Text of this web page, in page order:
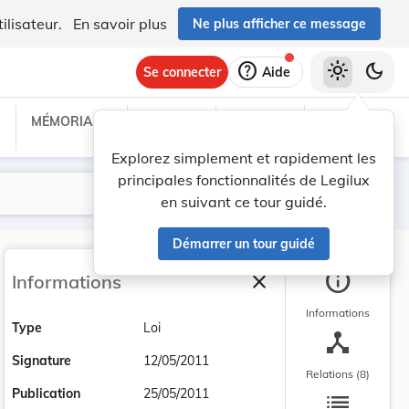
En savoir plus Ne plus afficher ce message
Se connecter help Aide
Explorez simplement et rapidement les
principales fonctionnalités de Legilux
en suivant ce tour guidé.
Démarrer un tour guidé
light_mode dark_mode
MÉMORIAL C
Lancer la recherche
Filtres
Informations closeFermer la barre
Type
Loi
Signature
12/05/2011
Publication
25/05/2011
info
Informations
device_hub
Relations (8)